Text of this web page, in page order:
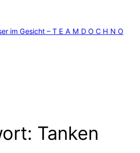
im Gesicht – T E A M D O C H N O
Tanken